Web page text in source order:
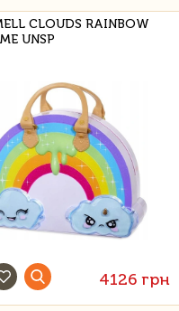
CLOUDS RAINBOW
UNSP
4126 грн